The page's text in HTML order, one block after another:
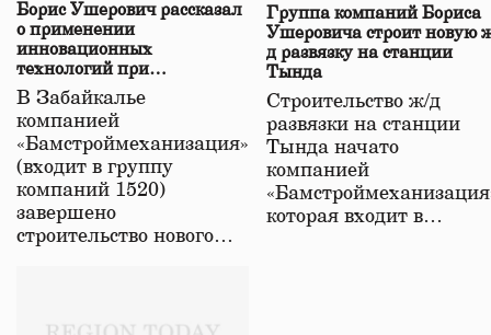
Борис Ушерович рассказал
о применении
инновационных
технологий при
строительстве нового моста
в Забайкалье
В Забайкалье
компанией
«Бамстроймеханизация»
(входит в группу
компаний 1520)
завершено
строительство нового…
Группа компаний Бориса
Ушеровича строит новую
д развязку на станции
Тында
Строительство ж/д
развязки на станции
Тында начато
компанией
которая входит в…